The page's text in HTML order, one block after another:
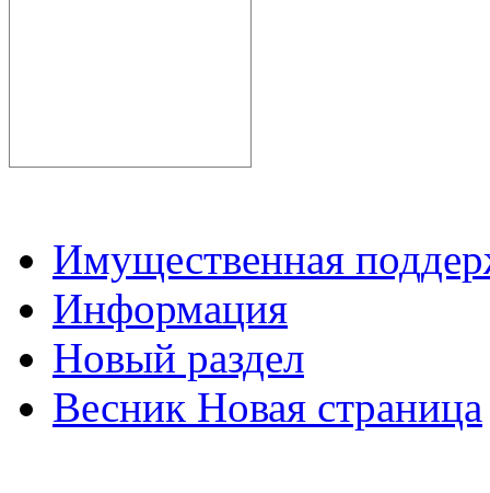
Имущественная
Информация
Новый раздел
Весник Новая страница